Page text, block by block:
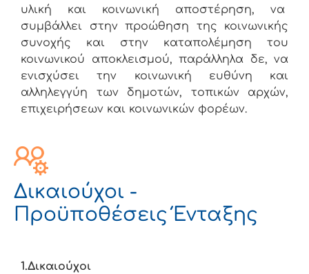
υλική και κοινωνική αποστέρηση, να
συμβάλλει στην προώθηση της κοινωνικής
συνοχής και στην καταπολέμηση του
κοινωνικού αποκλεισμού, παράλληλα δε, να
ενισχύσει την κοινωνική ευθύνη και
αλληλεγγύη των δημοτών, τοπικών αρχών,
επιχειρήσεων και κοινωνικών φορέων.
Δικαιούχοι -
Προϋποθέσεις Ένταξης
1.Δικαιούχοι